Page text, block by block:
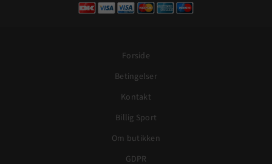
Forside
Betingelser
Kontakt
Billig Sport
Om butikken
GDPR